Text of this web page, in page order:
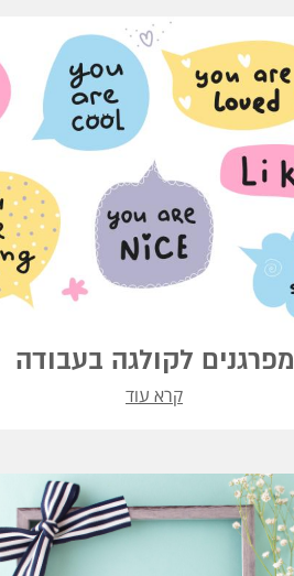
מפרגנים לקולגה בעבודה
קרא עוד